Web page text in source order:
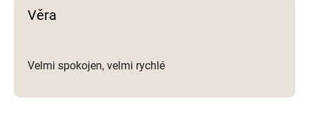
Věra
Velmi spokojen, velmi rychlé